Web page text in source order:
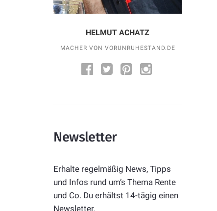
HELMUT ACHATZ
MACHER VON VORUNRUHESTAND.DE
Newsletter
Erhalte regelmäßig News, Tipps
und Infos rund um’s Thema Rente
und Co. Du erhältst 14-tägig einen
Newsletter.